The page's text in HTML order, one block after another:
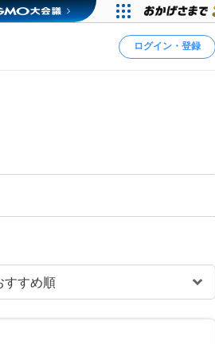
ログイン・登録